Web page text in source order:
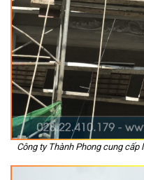
Công ty Thành Phong cung